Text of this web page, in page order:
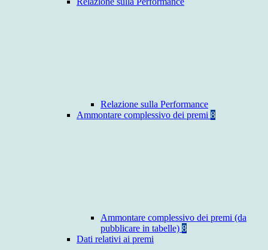
Relazione sulla Performance
Ammontare complessivo dei premi 8
Ammontare complessivo dei premi (da
pubblicare in tabelle) 8
Dati relativi ai premi